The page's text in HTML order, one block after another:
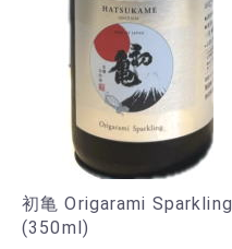
初亀 Origarami Sparkling
(350ml)